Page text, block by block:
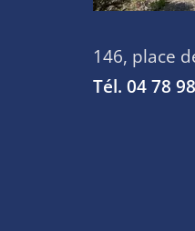
146, place
Tél. 04 78